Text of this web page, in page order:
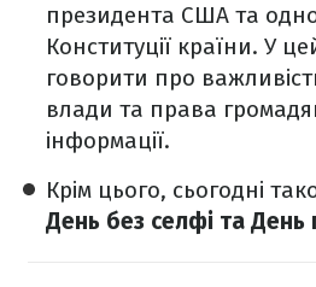
президента США та
Конституції країни. У
говорити про
влади та права
інформації.
Крім цього, сьогодні
День без селфі та День